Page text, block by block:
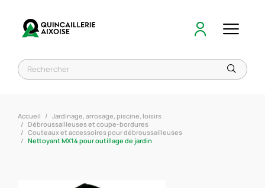
Accueil
Jardinage, arrosage, piscine, loisirs
Débroussailleuses et coupe-bordures
Couteaux et accessoires pour débroussailleuses
Nettoyant MX14 pour outillage de jardin